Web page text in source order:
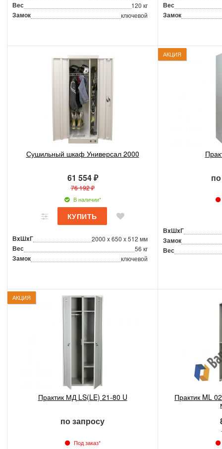
Вес 120 кг
Замок ключевой
Вес
Замок
Сушильный шкаф Универсал 2000
61 554 ₽
76 192 ₽
В наличии*
ВxШxГ 2000 x 650 x 512 мм
Вес 56 кг
Замок ключевой
АКЦИЯ
ВxШxГ
Замок
Вес
АКЦИЯ
Практик МД LS(LE) 21-80 U
по запросу
Под заказ*
Практик ML